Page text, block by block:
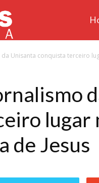
Unisanta
da Unisanta conquista terceiro
lugar
de Jesus